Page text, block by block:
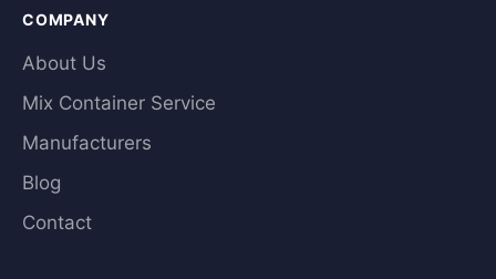
COMPANY
About Us
Mix Container Service
Manufacturers
Blog
Contact